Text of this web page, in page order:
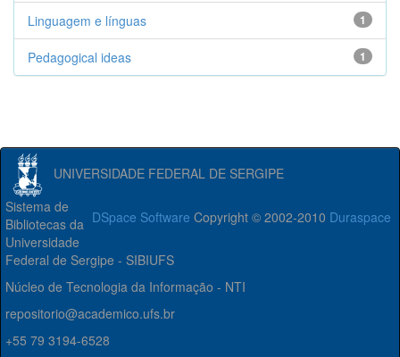
1
Linguagem e línguas
1
Pedagogical ideas
UNIVERSIDADE FEDERAL DE SERGIPE
DSpace Software Copyright © 2002-2010 Duraspace
Sistema de
Bibliotecas da
Universidade
Federal de Sergipe - SIBIUFS
Núcleo de Tecnologia da Informação - NTI
repositorio@academico.ufs.br
+55 79 3194-6528